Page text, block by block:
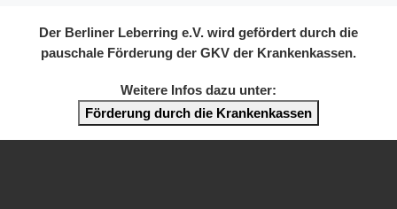
Der Berliner Leberring e.V. wird gefördert durch die
pauschale Förderung der GKV der Krankenkassen.
Weitere Infos dazu unter:
Förderung durch die Krankenkassen